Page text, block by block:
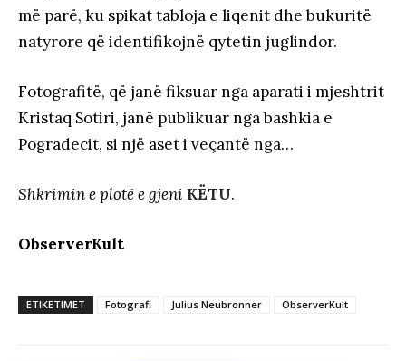
më parë, ku spikat tabloja e liqenit dhe bukuritë
natyrore që identifikojnë qytetin juglindor.
Fotografitë, që janë fiksuar nga aparati i mjeshtrit
Kristaq Sotiri, janë publikuar nga bashkia e
Pogradecit, si një aset i veçantë nga…
Shkrimin e plotë e gjeni KËTU.
ObserverKult
ETIKETIMET Fotografi Julius Neubronner ObserverKult